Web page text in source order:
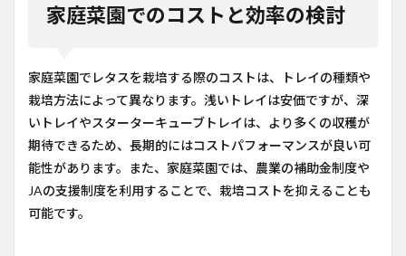
家庭菜園でのコストと効率の検討
家庭菜園でレタスを栽培する際のコストは、トレイの種類や
栽培方法によって異なります。浅いトレイは安価ですが、深
いトレイやスターターキューブトレイは、より多くの収穫が
期待できるため、長期的にはコストパフォーマンスが良い可
能性があります。また、家庭菜園では、農業の補助金制度や
JAの支援制度を利用することで、栽培コストを抑えることも
可能です。